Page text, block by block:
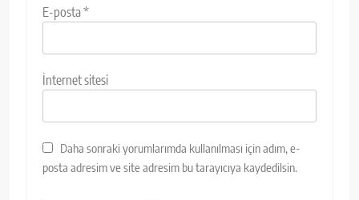
E-posta*
İnternet sitesi
Daha sonraki yorumlarımda kullanılması için adım, e-
posta adresim ve site adresim bu tarayıcıya kaydedilsin.